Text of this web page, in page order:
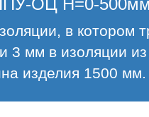
ОЦ H=0-500мм
в котором
3 мм в изоляции
изделия 1500 мм.